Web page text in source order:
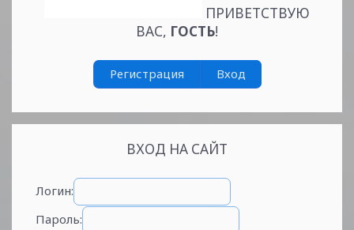
ПРИВЕТСТВУЮ
ВАС, ГОСТЬ!
Регистрация Вход
ВХОД НА САЙТ
Логин:
Пароль: